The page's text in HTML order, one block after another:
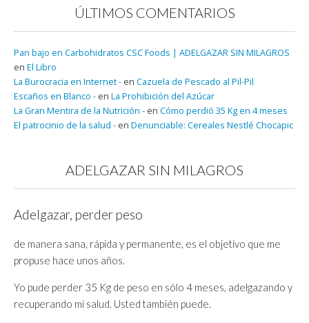
ÚLTIMOS COMENTARIOS
Pan bajo en Carbohidratos CSC Foods | ADELGAZAR SIN MILAGROS
en El Libro
La Burocracia en Internet - en Cazuela de Pescado al Pil-Pil
Escaños en Blanco - en La Prohibición del Azúcar
La Gran Mentira de la Nutrición - en Cómo perdió 35 Kg en 4 meses
El patrocinio de la salud - en Denunciable: Cereales Nestlé Chocapic
ADELGAZAR SIN MILAGROS
Adelgazar, perder peso
de manera sana, rápida y permanente, es el objetivo que me
propuse hace unos años.
Yo pude perder 35 Kg de peso en sólo 4 meses, adelgazando y
recuperando mi salud. Usted también puede.